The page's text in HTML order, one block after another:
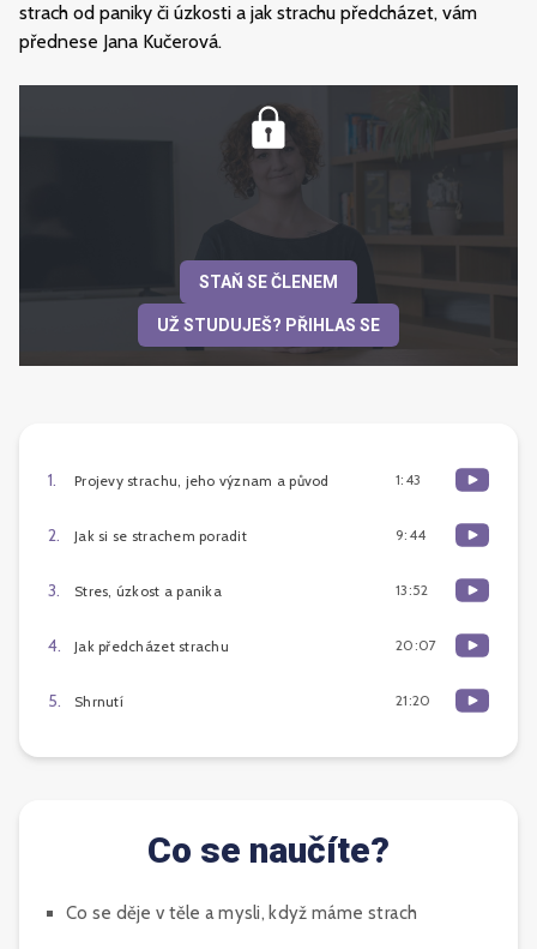
strach od paniky či úzkosti a jak strachu předcházet, vám
přednese Jana Kučerová.
STAŇ SE ČLENEM
UŽ STUDUJEŠ? PŘIHLAS SE
1. Projevy strachu, jeho význam a původ 1:43
2. Jak si se strachem poradit 9:44
3. Stres, úzkost a panika 13:52
4. Jak předcházet strachu 20:07
5. Shrnutí 21:20
Co se naučíte?
Co se děje v těle a mysli, když máme strach